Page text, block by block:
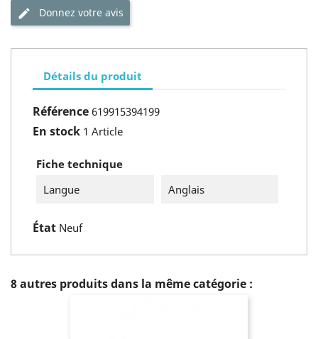
Donnez votre avis
Détails du produit
Référence 619915394199
En stock 1 Article
Fiche technique
Langue
Anglais
État Neuf
8 autres produits dans la même catégorie :